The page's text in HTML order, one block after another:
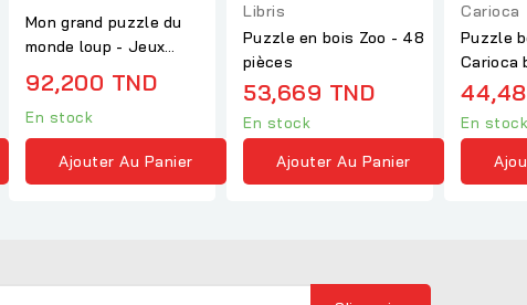
Mon grand puzzle du
monde loup - Jeux
enfants
92,200 TND
En stock
Ajouter Au Panier
Libris
Puzzle en bois Zoo - 48
pièces
53,669 TND
En stock
Ajouter Au Panier
Carioca
Puzzle
Carioca
En stock